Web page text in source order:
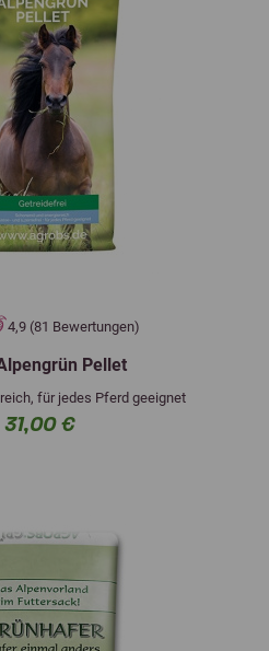
4,9 (81 Bewertungen)
Pellet
für jedes Pferd geeignet
€